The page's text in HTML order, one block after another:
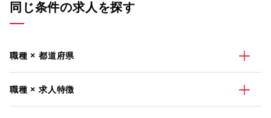
同じ条件の求人を探す
職種 × 都道府県
職種 × 求人特徴